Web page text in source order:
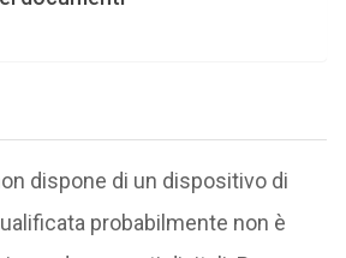
dispone di un dispositivo di
probabilmente non è